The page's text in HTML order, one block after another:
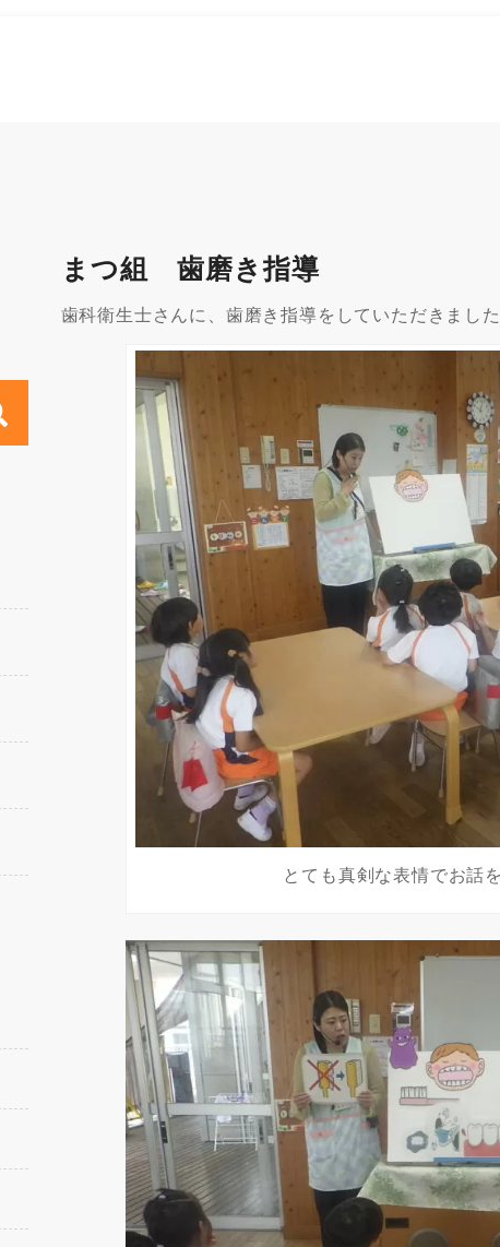
まつ組 歯磨き指導
歯科衛生士さんに、歯磨き指導をしていただきまし
とても真剣な表情でお話